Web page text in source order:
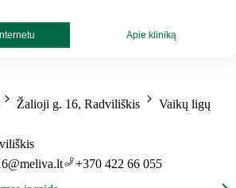
Apie kliniką
Žalioji g. 16, Radviliškis
Vaikų ligų
+370 422 66 055